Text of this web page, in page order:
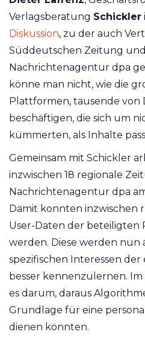
Verlagsberatung Schickler
Diskussion, zu der auch
Süddeutschen Zeitung
Nachrichtenagentur dpa
könne man nicht, wie die
Plattformen, tausende von
beschäftigen, die sich um
kümmerten, als Inhalte
Gemeinsam mit Schickler
inzwischen 18 regionale
Nachrichtenagentur dpa
Damit konnten inzwischen
User-Daten der beteiligten
werden. Diese werden nun
spezifischen Interessen der
besser kennenzulernen.
es darum, daraus
Grundlage für eine
dienen könnten.